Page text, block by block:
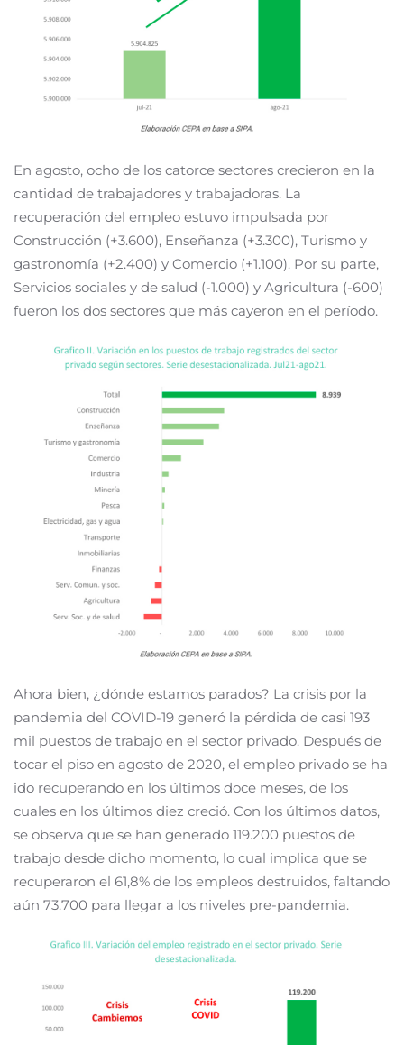
En agosto, ocho de los catorce sectores crecieron en la
cantidad de trabajadores y trabajadoras. La
recuperación del empleo estuvo impulsada por
Construcción (+3.600), Enseñanza (+3.300), Turismo y
gastronomía (+2.400) y Comercio (+1.100). Por su parte,
Servicios sociales y de salud (-1.000) y Agricultura (-600)
fueron los dos sectores que más cayeron en el período.
Ahora bien, ¿dónde estamos parados? La crisis por la
pandemia del COVID-19 generó la pérdida de casi 193
mil puestos de trabajo en el sector privado. Después de
tocar el piso en agosto de 2020, el empleo privado se ha
ido recuperando en los últimos doce meses, de los
cuales en los últimos diez creció. Con los últimos datos,
se observa que se han generado 119.200 puestos de
trabajo desde dicho momento, lo cual implica que se
recuperaron el 61,8% de los empleos destruidos, faltando
aún 73.700 para llegar a los niveles pre-pandemia.